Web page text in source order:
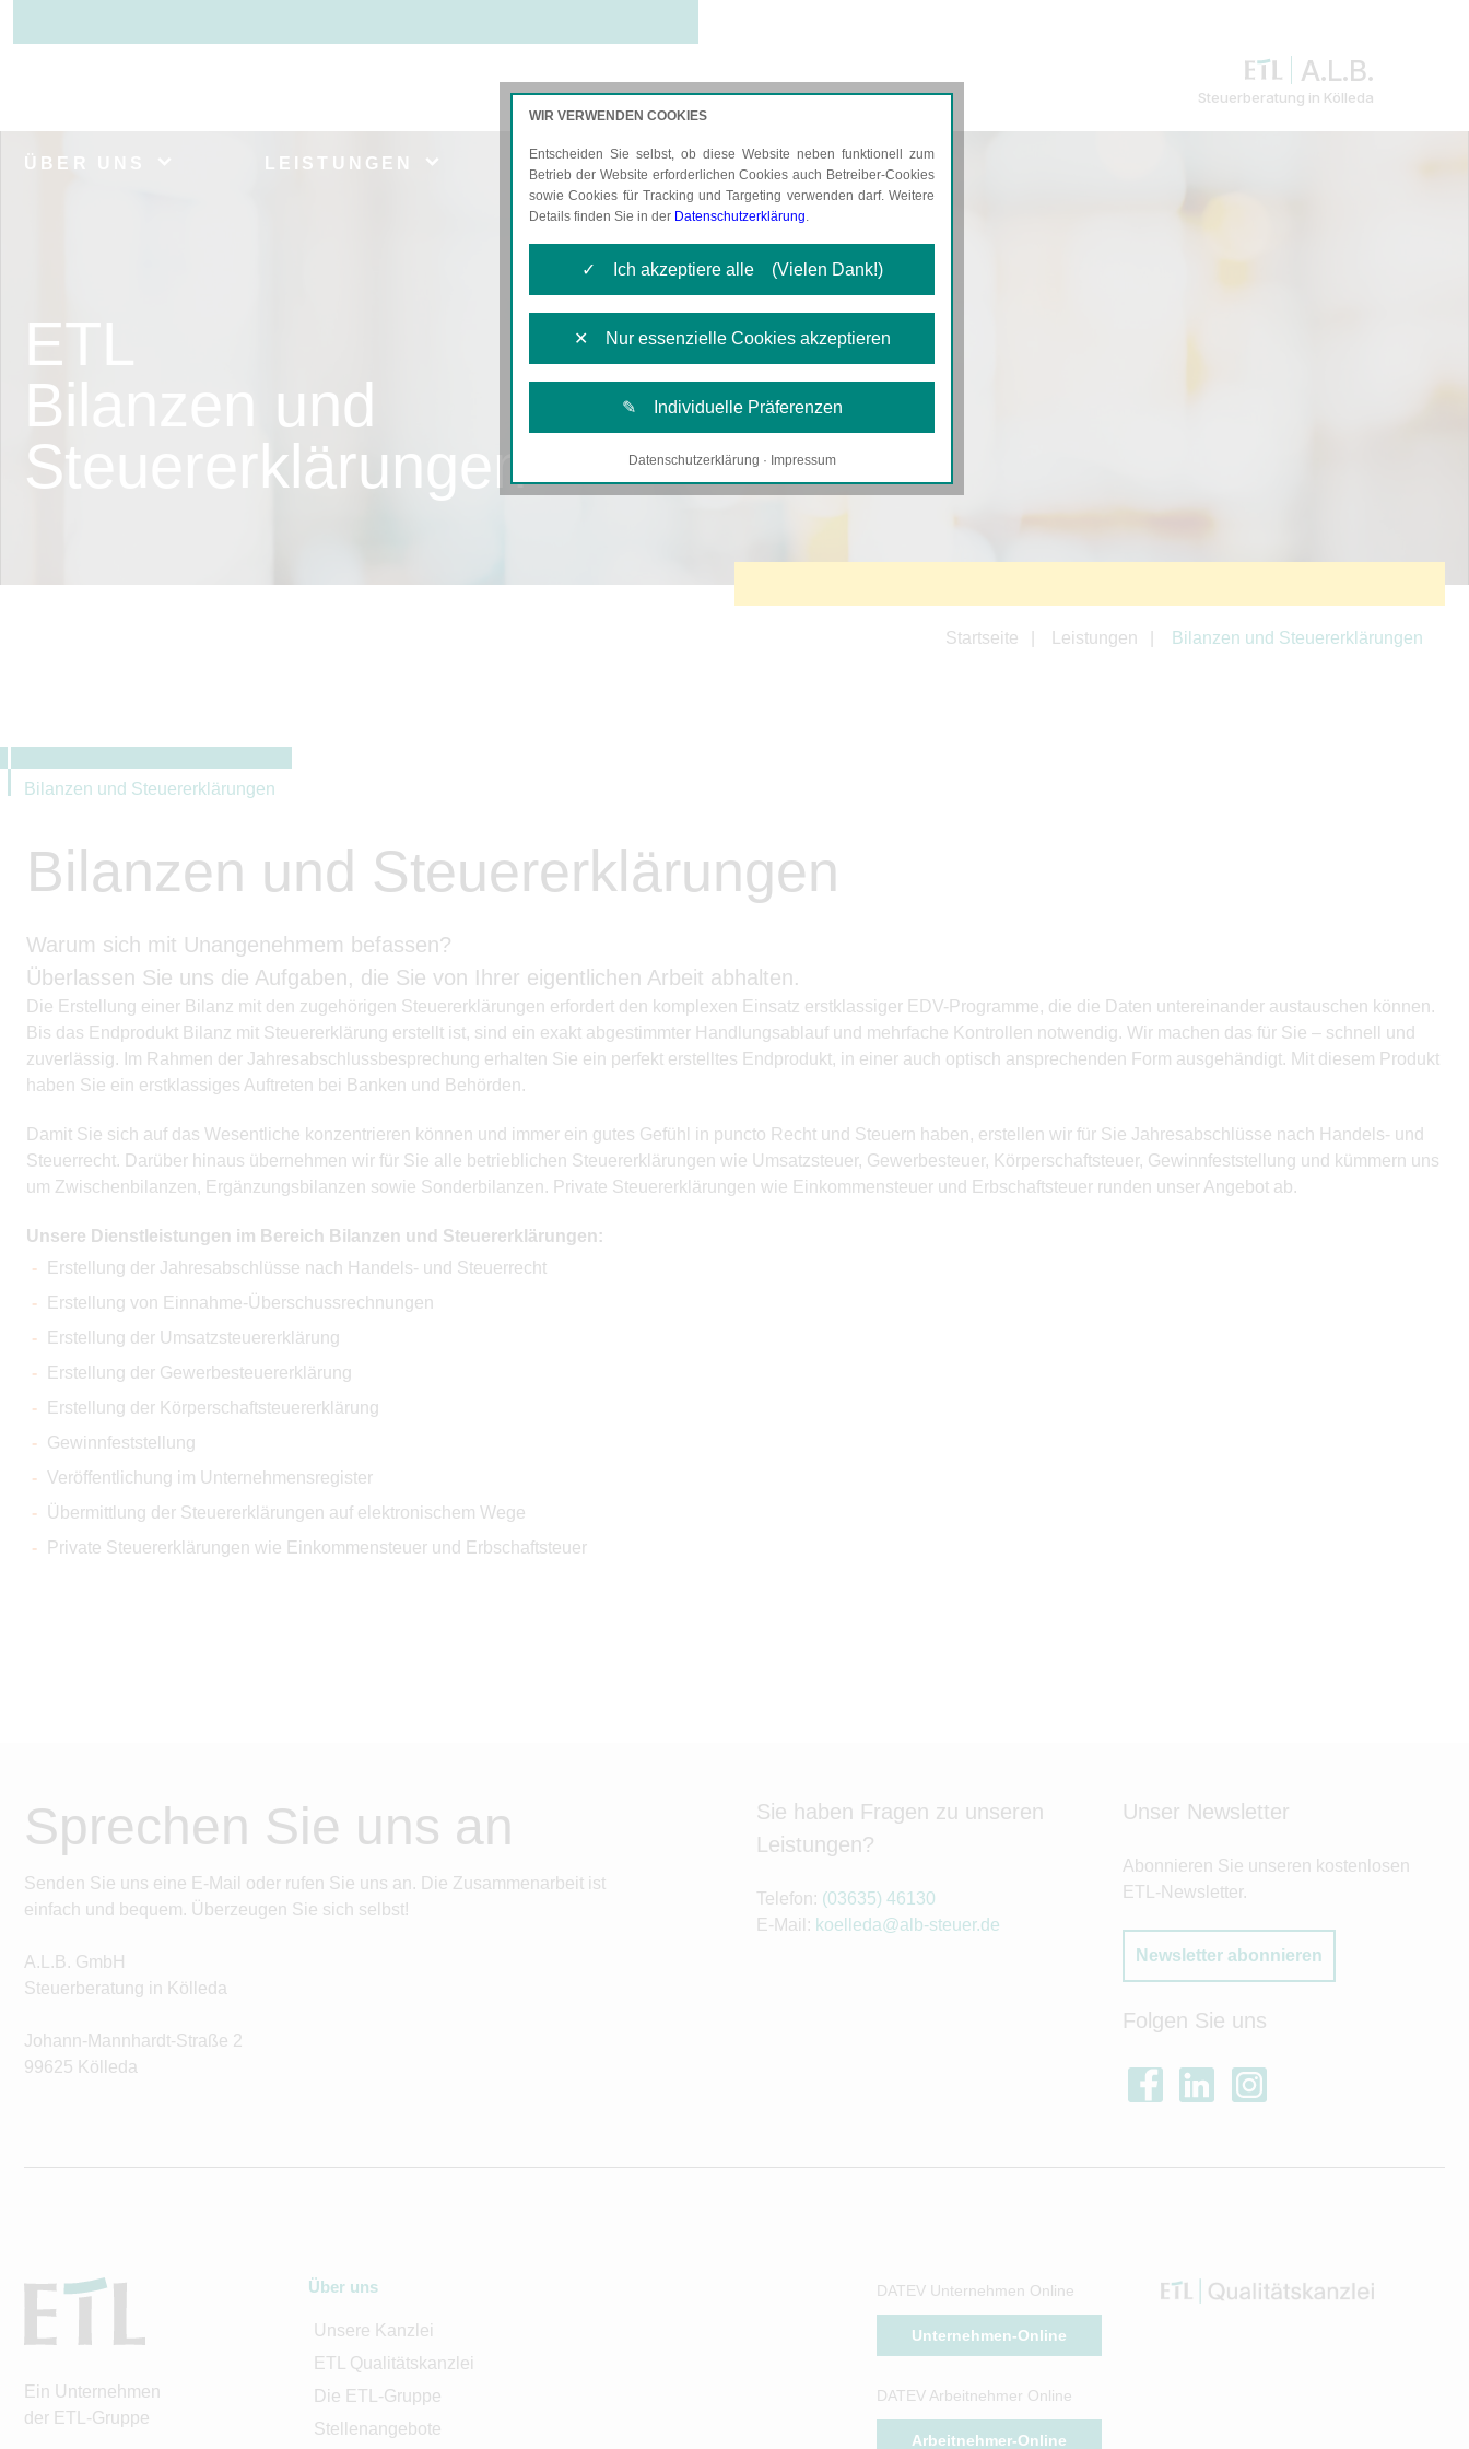
A.L.B.
Steuerberatung in Kölleda
ÜBER UNS LEISTUNGEN AKTUELLES KARRIERE
ETL
Bilanzen und
Steuererklärungen
Startseite Leistungen Bilanzen und Steuererklärungen
Bilanzen und Steuererklärungen
Bilanzen und Steuererklärungen
Warum sich mit Unangenehmem befassen?
Überlassen Sie uns die Aufgaben, die Sie von Ihrer eigentlichen Arbeit abhalten.
Die Erstellung einer Bilanz mit den zugehörigen Steuererklärungen erfordert den komplexen Einsatz erstklassiger EDV-Programme, die die Daten untereinander austauschen können.
Bis das Endprodukt Bilanz mit Steuererklärung erstellt ist, sind ein exakt abgestimmter Handlungsablauf und mehrfache Kontrollen notwendig. Wir machen das für Sie – schnell und
zuverlässig. Im Rahmen der Jahresabschlussbesprechung erhalten Sie ein perfekt erstelltes Endprodukt, in einer auch optisch ansprechenden Form ausgehändigt. Mit diesem Produkt
haben Sie ein erstklassiges Auftreten bei Banken und Behörden.
Damit Sie sich auf das Wesentliche konzentrieren können und immer ein gutes Gefühl in puncto Recht und Steuern haben, erstellen wir für Sie Jahresabschlüsse nach Handels- und
Steuerrecht. Darüber hinaus übernehmen wir für Sie alle betrieblichen Steuererklärungen wie Umsatzsteuer, Gewerbesteuer, Körperschaftsteuer, Gewinnfeststellung und kümmern uns
um Zwischenbilanzen, Ergänzungsbilanzen sowie Sonderbilanzen. Private Steuererklärungen wie Einkommensteuer und Erbschaftsteuer runden unser Angebot ab.
Unsere Dienstleistungen im Bereich Bilanzen und Steuererklärungen:
Erstellung der Jahresabschlüsse nach Handels- und Steuerrecht
Erstellung von Einnahme-Überschussrechnungen
Erstellung der Umsatzsteuererklärung
Erstellung der Gewerbesteuererklärung
Erstellung der Körperschaftsteuererklärung
Gewinnfeststellung
Veröffentlichung im Unternehmensregister
Übermittlung der Steuererklärungen auf elektronischem Wege
Private Steuererklärungen wie Einkommensteuer und Erbschaftsteuer
Sprechen Sie uns an
Senden Sie uns eine E-Mail oder rufen Sie uns an. Die Zusammenarbeit ist
einfach und bequem. Überzeugen Sie sich selbst!
A.L.B. GmbH
Steuerberatung in Kölleda
Johann-Mannhardt-Straße 2
99625 Kölleda
Sie haben Fragen zu unseren
Leistungen?
Telefon: (03635) 46130
E-Mail: koelleda@alb-steuer.de
Unser Newsletter
Abonnieren Sie unseren kostenlosen
ETL-Newsletter.
Newsletter abonnieren
Folgen Sie uns
Ein Unternehmen
der ETL-Gruppe
Über uns
Unsere Kanzlei
ETL Qualitätskanzlei
Die ETL-Gruppe
Stellenangebote
DATEV Unternehmen Online
Unternehmen-Online
DATEV Arbeitnehmer Online
Arbeitnehmer-Online
WIR VERWENDEN COOKIES
Entscheiden Sie selbst, ob diese Website neben funktionell zum
Betrieb der Website erforderlichen Cookies auch Betreiber-Cookies
sowie Cookies für Tracking und Targeting verwenden darf. Weitere
Details finden Sie in der Datenschutzerklärung.
✓ Ich akzeptiere alle (Vielen Dank!)
✕ Nur essenzielle Cookies akzeptieren
✎ Individuelle Präferenzen
Notwendige Cookies
Datenschutzerklärung · Impressum